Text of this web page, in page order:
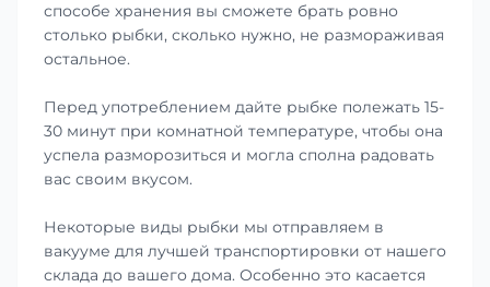
способе хранения вы сможете брать ровно
столько рыбки, сколько нужно, не размораживая
остальное.
Перед употреблением дайте рыбке полежать 15-
30 минут при комнатной температуре, чтобы она
успела разморозиться и могла сполна радовать
вас своим вкусом.
Некоторые виды рыбки мы отправляем в
вакууме для лучшей транспортировки от нашего
склада до вашего дома. Особенно это касается